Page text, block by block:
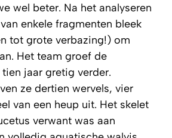
wel beter. Na het analyseren
enkele fragmenten bleek
tot grote verbazing!) om
Het team groef de
jaar gretig verder.
ze dertien wervels, vier
van een heup uit. Het skelet
verwant was aan